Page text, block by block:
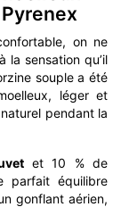
on ne
la sensation qu’il
souple a été
léger et
pendant la
et 10 % de
parfait équilibre
gonflant aérien,